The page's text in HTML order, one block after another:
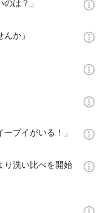
か」
ブイがいる！」
り洗い比べを開始